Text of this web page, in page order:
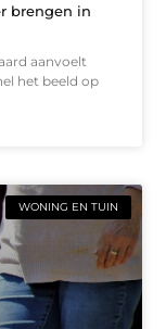
brengen in
aanvoelt
het beeld op
WONING EN TUIN